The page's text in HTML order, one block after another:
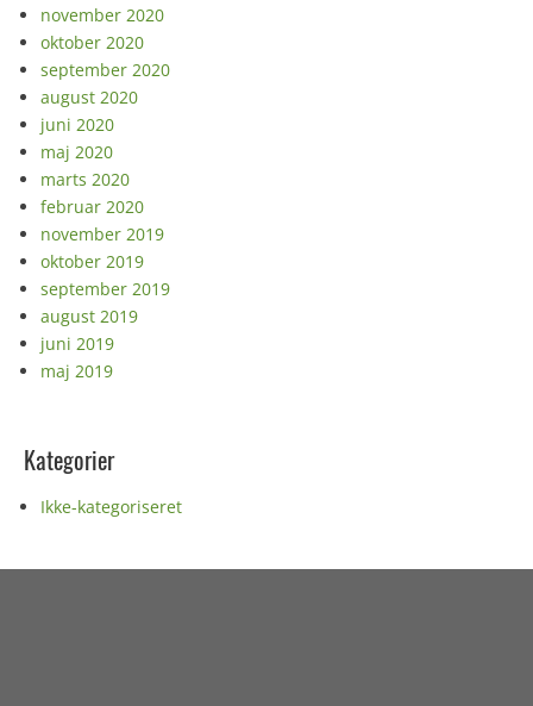
november 2020
oktober 2020
september 2020
august 2020
juni 2020
maj 2020
marts 2020
februar 2020
november 2019
oktober 2019
september 2019
august 2019
juni 2019
maj 2019
Kategorier
Ikke-kategoriseret